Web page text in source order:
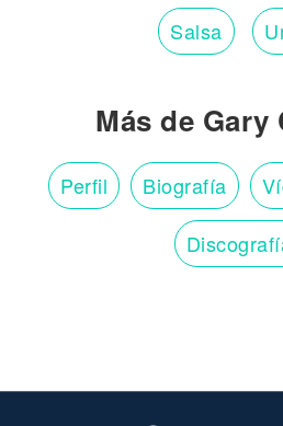
Salsa
Más de Gary
Perfil Biografía